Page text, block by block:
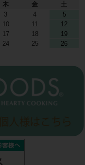
木 金
土
3 4
5
10 11
12
17 18
19
24 25
26